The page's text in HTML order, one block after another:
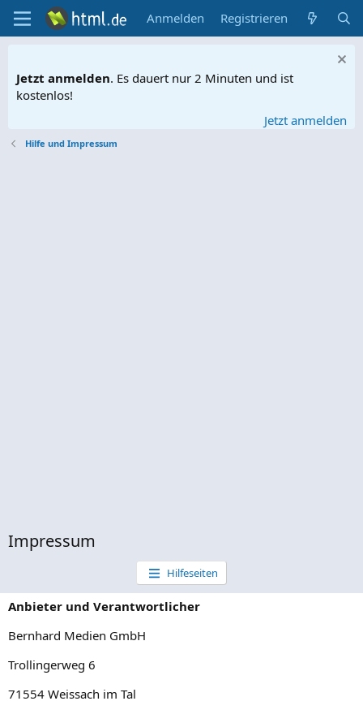
Anmelden Registrieren
Jetzt anmelden. Es dauert nur 2 Minuten und ist
kostenlos!
Jetzt anmelden
Hilfe und Impressum
Impressum
Hilfeseiten
Anbieter und Verantwortlicher
Bernhard Medien GmbH
Trollingerweg 6
71554 Weissach im Tal